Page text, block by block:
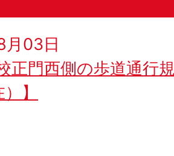
03日
正門西側の歩道通行
】